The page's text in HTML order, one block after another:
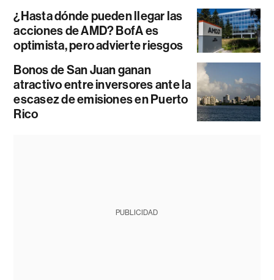
¿Hasta dónde pueden llegar las
acciones de AMD? BofA es
optimista, pero advierte riesgos
Bonos de San Juan ganan
atractivo entre inversores ante la
escasez de emisiones en Puerto
Rico
PUBLICIDAD